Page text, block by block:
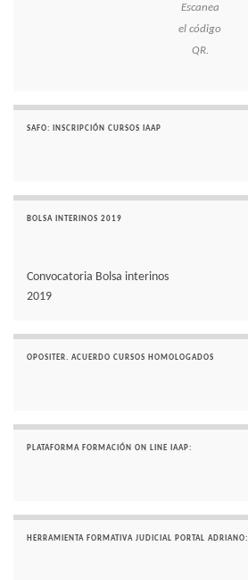
Escanea
el código
QR.
SAFO: INSCRIPCIÓN CURSOS IAAP
BOLSA INTERINOS 2019
Convocatoria Bolsa interinos
2019
OPOSITER. ACUERDO CURSOS HOMOLOGADOS
PLATAFORMA FORMACIÓN ON LINE IAAP:
HERRAMIENTA FORMATIVA JUDICIAL PORTAL ADRIANO: